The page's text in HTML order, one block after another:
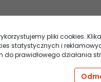
pliki cookies.
statystycznych i
do prawidłowego działania